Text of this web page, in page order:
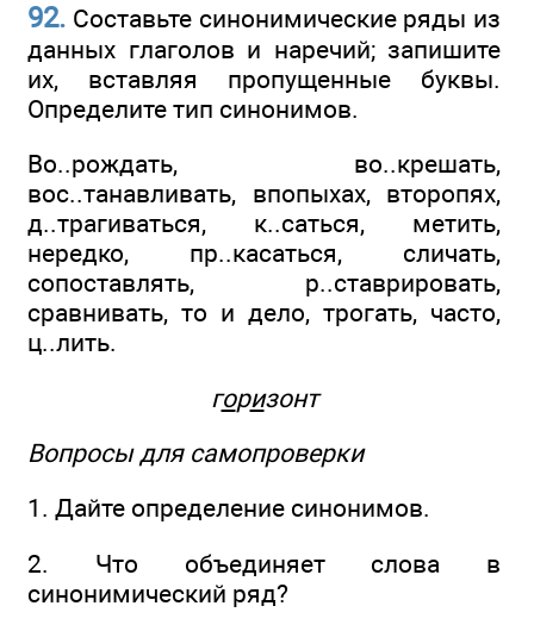
92. Составьте синонимические ряды из
данных глаголов и наречий; запишите
их, вставляя пропущенные буквы.
Определите тип синонимов.
Во..рождать, во..крешать,
вос..танавливать, впопыхах, второпях,
д..трагиваться, к..саться, метить,
нередко, пр..касаться, сличать,
сопоставлять, р..ставрировать,
сравнивать, то и дело, трогать, часто,
ц..лить.
горизонт
Вопросы для самопроверки
1. Дайте определение синонимов.
2. Что объединяет слова в
синонимический ряд?